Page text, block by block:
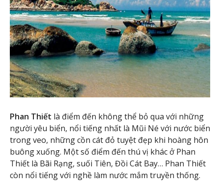
Phan Thiết là điểm đến không thể bỏ qua với những
người yêu biển, nổi tiếng nhất là Mũi Né với nước biển
trong veo, những cồn cát đỏ tuyệt đẹp khi hoàng hôn
buông xuống. Một số điểm đến thú vị khác ở Phan
Thiết là Bãi Rạng, suối Tiên, Đồi Cát Bay… Phan Thiết
còn nổi tiếng với nghề làm nước mắm truyền thống.